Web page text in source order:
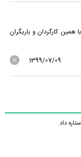
همین کارگردان و باریگران
1399/07/09